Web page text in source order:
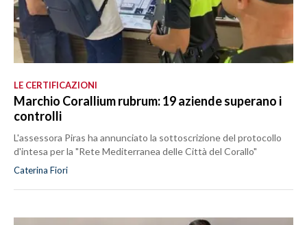
LE CERTIFICAZIONI
Marchio Corallium rubrum: 19 aziende superano i
controlli
L'assessora Piras ha annunciato la sottoscrizione del protocollo
d'intesa per la "Rete Mediterranea delle Città del Corallo"
Caterina Fiori